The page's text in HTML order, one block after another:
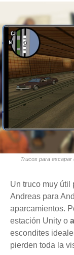
Trucos para escapar
Un truco muy útil
Andreas para
aparcamientos.
estación Unity o
escondites
pierden toda la